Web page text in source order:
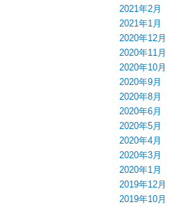
2021年2月
2021年1月
2020年12月
2020年11月
2020年10月
2020年9月
2020年8月
2020年6月
2020年5月
2020年4月
2020年3月
2020年1月
2019年12月
2019年10月